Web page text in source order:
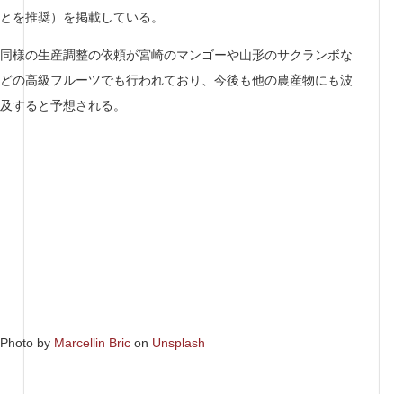
とを推奨）を掲載している。
同様の生産調整の依頼が宮崎のマンゴーや山形のサクランボな
どの高級フルーツでも行われており、今後も他の農産物にも波
及すると予想される。
Photo by Marcellin Bric on Unsplash